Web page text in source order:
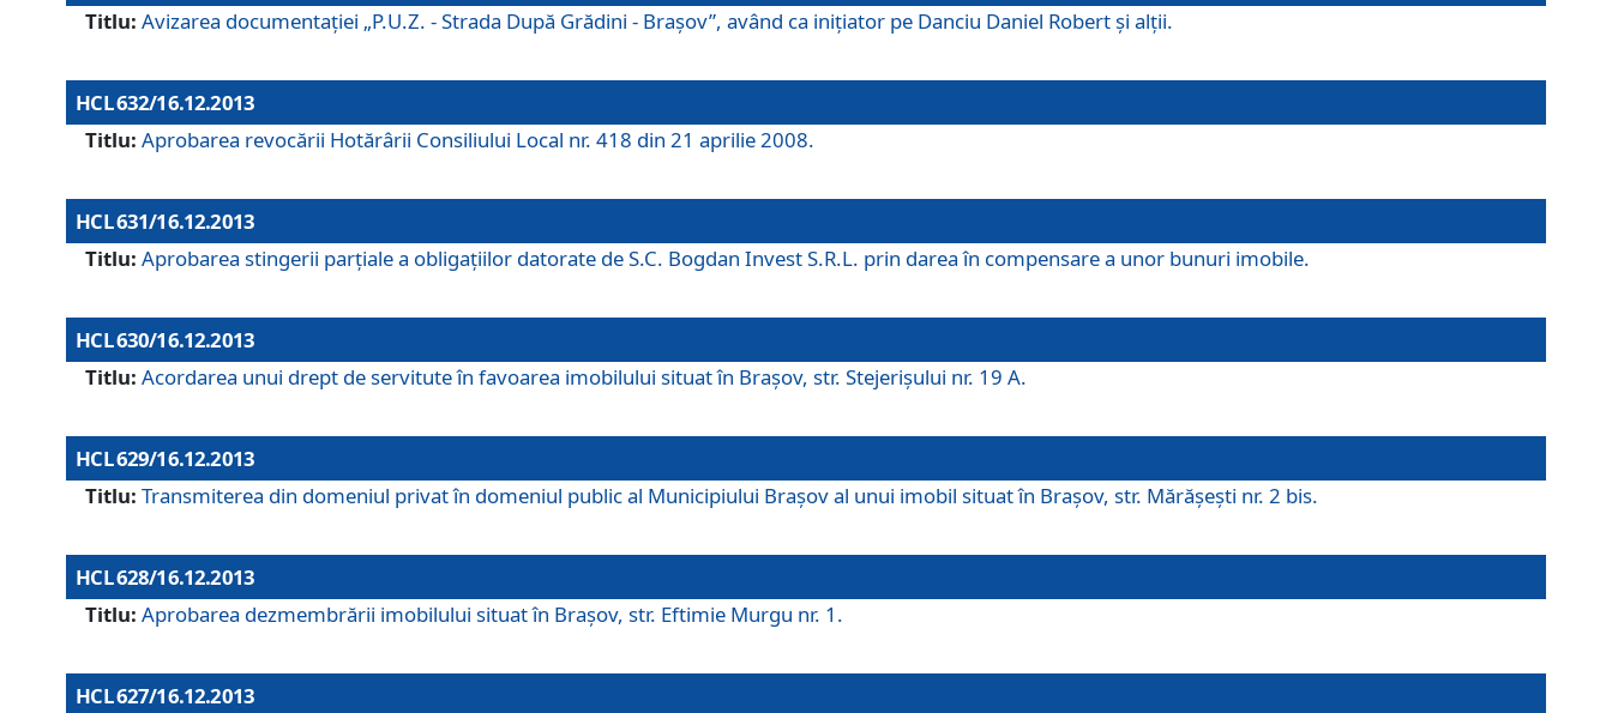
Titlu: Avizarea documentaţiei „P.U.Z. - Strada După Grădini - Braşov”, având ca iniţiator pe Danciu Daniel Robert şi alţii.
HCL 632/16.12.2013
Titlu: Aprobarea revocării Hotărârii Consiliului Local nr. 418 din 21 aprilie 2008.
HCL 631/16.12.2013
Titlu: Aprobarea stingerii parţiale a obligaţiilor datorate de S.C. Bogdan Invest S.R.L. prin darea în compensare a unor bunuri imobile.
HCL 630/16.12.2013
Titlu: Acordarea unui drept de servitute în favoarea imobilului situat în Braşov, str. Stejerişului nr. 19 A.
HCL 629/16.12.2013
Titlu: Transmiterea din domeniul privat în domeniul public al Municipiului Braşov al unui imobil situat în Braşov, str. Mărăşeşti nr. 2 bis.
HCL 628/16.12.2013
Titlu: Aprobarea dezmembrării imobilului situat în Braşov, str. Eftimie Murgu nr. 1.
HCL 627/16.12.2013